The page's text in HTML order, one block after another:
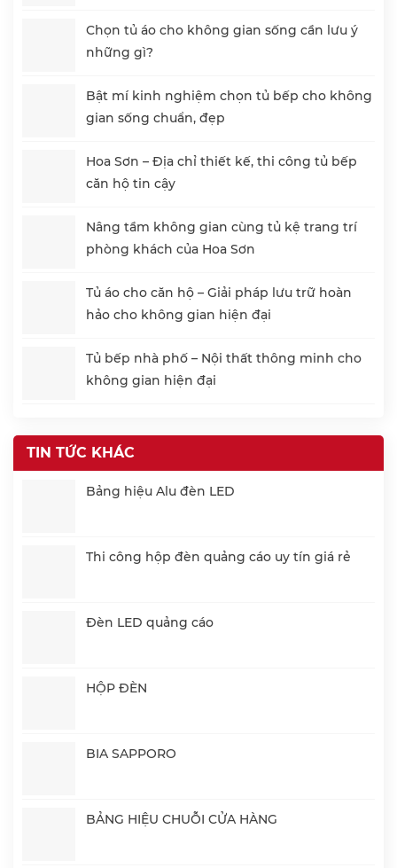
Chọn tủ áo cho không gian sống cần lưu ý
những gì?
Bật mí kinh nghiệm chọn tủ bếp cho không
gian sống chuẩn, đẹp
Hoa Sơn – Địa chỉ thiết kế, thi công tủ bếp
căn hộ tin cậy
Nâng tầm không gian cùng tủ kệ trang trí
phòng khách của Hoa Sơn
Tủ áo cho căn hộ – Giải pháp lưu trữ hoàn
hảo cho không gian hiện đại
Tủ bếp nhà phố – Nội thất thông minh cho
không gian hiện đại
TIN TỨC KHÁC
Bảng hiệu Alu đèn LED
Thi công hộp đèn quảng cáo uy tín giá rẻ
Đèn LED quảng cáo
HỘP ĐÈN
BIA SAPPORO
BẢNG HIỆU CHUỖI CỬA HÀNG